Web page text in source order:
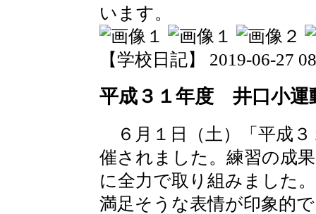
います。
【学校日記】 2019-06-27
平成３１年度 井口小運
６月１日（土）「平成
催されました。練習の成
に全力で取り組みました
満足そうな表情が印象的